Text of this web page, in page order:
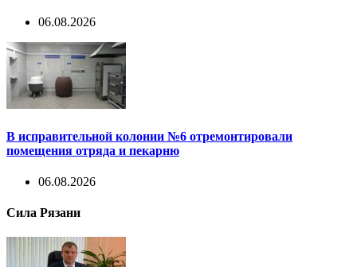
06.08.2026
В исправительной колонии №6 отремонтировали
помещения отряда и пекарню
06.08.2026
Сила Рязани